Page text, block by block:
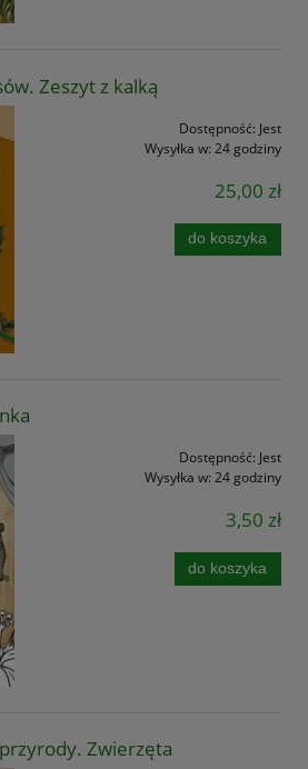
Zeszyt z kalką
Dostępność: Jest
Wysyłka w: 24 godziny
25,00 zł
do koszyka
Dostępność: Jest
Wysyłka w: 24 godziny
3,50 zł
do koszyka
Zwierzęta